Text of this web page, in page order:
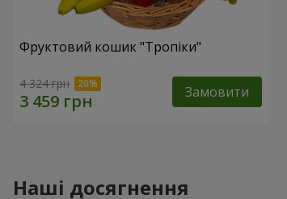
Фруктовий кошик "Тропіки"
4 324 грн Замовити
Наші досягнення